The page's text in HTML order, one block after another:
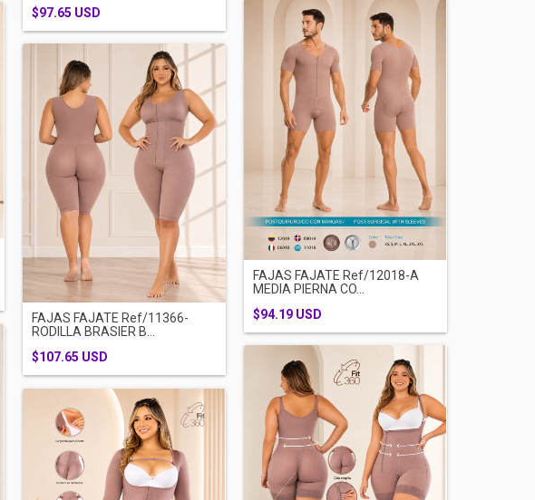
$97.65 USD
FAJAS FAJATE Ref/11366-
RODILLA BRASIER B...
$107.65 USD
FAJAS FAJATE Ref/12018-A
MEDIA PIERNA CO...
$94.19 USD